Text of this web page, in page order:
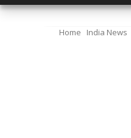
Home India News